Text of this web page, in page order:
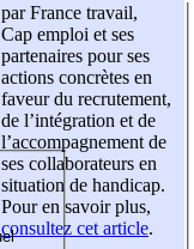
par France travail,
Cap emploi et ses
partenaires pour ses
actions concrètes en
faveur du recrutement,
de l’intégration et de
l’accompagnement de
ses collaborateurs en
situation de handicap.
Pour en savoir plus,
consultez cet article.